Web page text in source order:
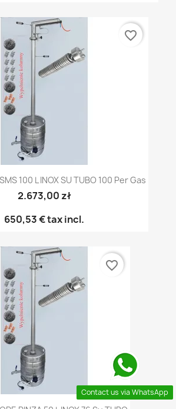
100 L INOX SU TUBO 100 Per Gas
2.673,00 zł
650,53 €tax incl.
favorite_border
favorite_border
Contact us via WhatsApp